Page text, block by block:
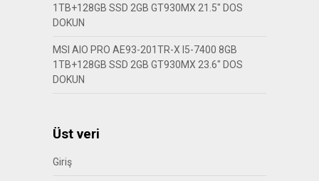
1TB+128GB SSD 2GB GT930MX 21.5″ DOS
DOKUN
MSI AIO PRO AE93-201TR-X I5-7400 8GB
1TB+128GB SSD 2GB GT930MX 23.6″ DOS
DOKUN
Üst veri
Giriş